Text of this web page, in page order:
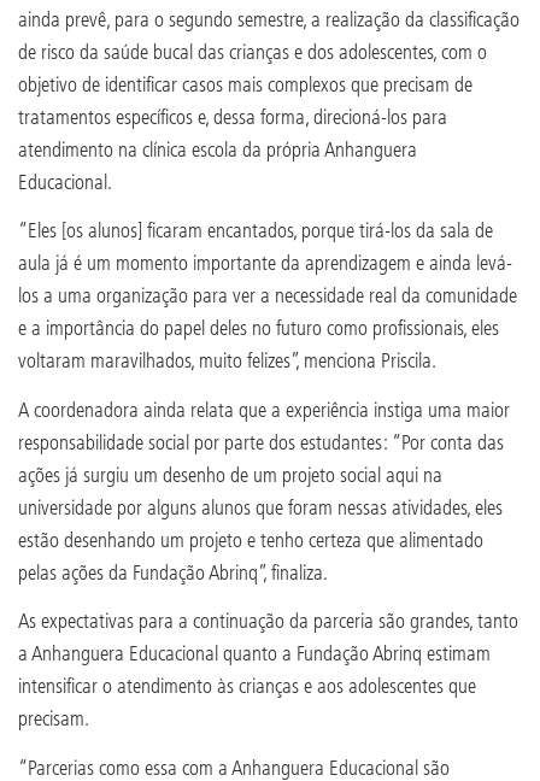
ainda prevê, para o segundo semestre, a realização da classificação
de risco da saúde bucal das crianças e dos adolescentes, com o
objetivo de identificar casos mais complexos que precisam de
tratamentos específicos e, dessa forma, direcioná-los para
atendimento na clínica escola da própria Anhanguera
Educacional.
“Eles [os alunos] ficaram encantados, porque tirá-los da sala de
aula já é um momento importante da aprendizagem e ainda levá-
los a uma organização para ver a necessidade real da comunidade
e a importância do papel deles no futuro como profissionais, eles
voltaram maravilhados, muito felizes”, menciona Priscila.
A coordenadora ainda relata que a experiência instiga uma maior
responsabilidade social por parte dos estudantes: “Por conta das
ações já surgiu um desenho de um projeto social aqui na
universidade por alguns alunos que foram nessas atividades, eles
estão desenhando um projeto e tenho certeza que alimentado
pelas ações da Fundação Abrinq”, finaliza.
As expectativas para a continuação da parceria são grandes, tanto
a Anhanguera Educacional quanto a Fundação Abrinq estimam
intensificar o atendimento às crianças e aos adolescentes que
precisam.
“Parcerias como essa com a Anhanguera Educacional são